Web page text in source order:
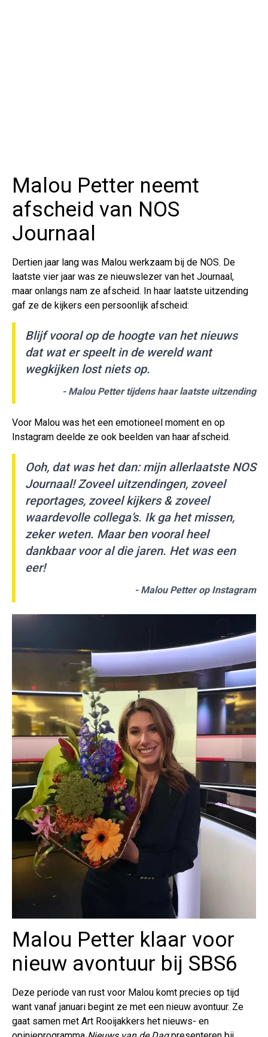
Malou Petter neemt
afscheid van NOS
Journaal
Dertien jaar lang was Malou werkzaam bij de NOS. De
laatste vier jaar was ze nieuwslezer van het Journaal,
maar onlangs nam ze afscheid. In haar laatste uitzending
gaf ze de kijkers een persoonlijk afscheid:
Blijf vooral op de hoogte van het nieuws
dat wat er speelt in de wereld want
wegkijken lost niets op.
- Malou Petter tijdens haar laatste uitzending
Voor Malou was het een emotioneel moment en op
Instagram deelde ze ook beelden van haar afscheid.
Ooh, dat was het dan: mijn allerlaatste NOS
Journaal! Zoveel uitzendingen, zoveel
reportages, zoveel kijkers & zoveel
waardevolle collega’s. Ik ga het missen,
zeker weten. Maar ben vooral heel
dankbaar voor al die jaren. Het was een
eer!
- Malou Petter op Instagram
Malou Petter klaar voor
nieuw avontuur bij SBS6
Deze periode van rust voor Malou komt precies op tijd
want vanaf januari begint ze met een nieuw avontuur. Ze
gaat samen met Art Rooijakkers het nieuws- en